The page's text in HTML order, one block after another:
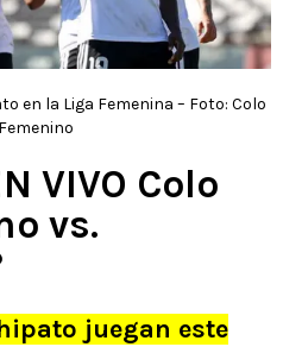
en la Liga Femenina – Foto: Colo
VIVO Colo
vs.
juegan este